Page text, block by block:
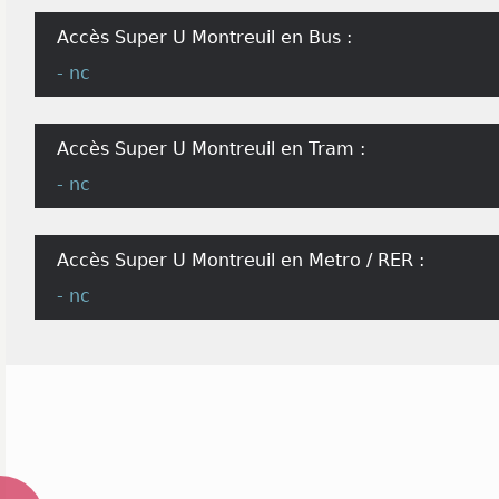
Accès Super U Montreuil en Bus :
- nc
Accès Super U Montreuil en Tram :
- nc
Accès Super U Montreuil en Metro / RER :
- nc